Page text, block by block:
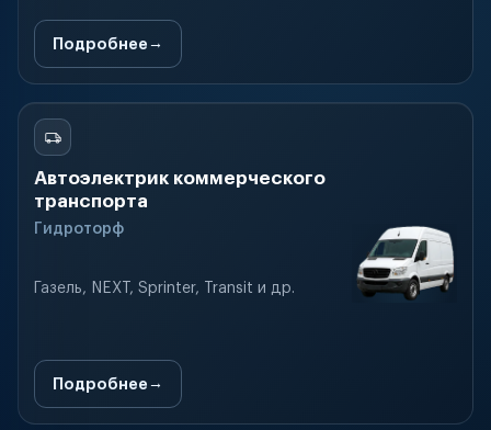
Подробнее
Автоэлектрик коммерческого
транспорта
Гидроторф
Газель, NEXT, Sprinter, Transit и др.
Подробнее